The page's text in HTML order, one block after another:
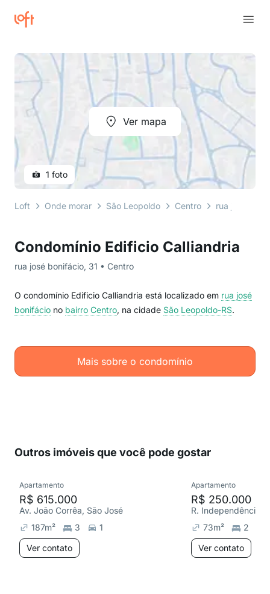
Condomínio Edificio Calliandria
rua josé bonifácio, 31 • Centro
O condomínio Edificio Calliandria está localizado em rua josé
bonifácio no bairro Centro, na cidade São Leopoldo-RS.
Mais sobre o condomínio
Ver mapa
1 foto
Loft Onde morar São Leopoldo Centro rua josé
Outros imóveis que você pode gostar
Apartamento
R$ 615.000
Av. João Corrêa, São José
187m² 3
1
Ver contato
Apartamento
R$ 250.000
R. Independência,
73m²
2
Ver contato